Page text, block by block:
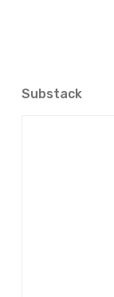
Substack